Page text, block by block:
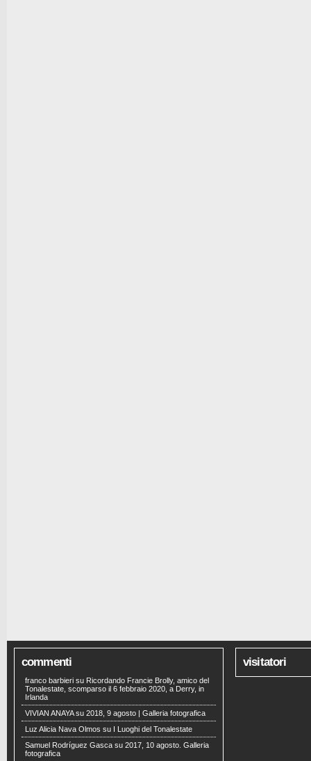
commenti
franco barbieri su Ricordando Francie Brolly, amico del
Tonalestate, scomparso il 6 febbraio 2020, a Derry, in
Irlanda
VIVIAN ANAYAsu 2018, 9 agosto | Galleria fotografica
Luz Alicia Nava Olmos su
I Luoghi del Tonalestate
Samuel Rodríguez Gasca su 2017, 10 agosto. Galleria
fotografica
visitatori